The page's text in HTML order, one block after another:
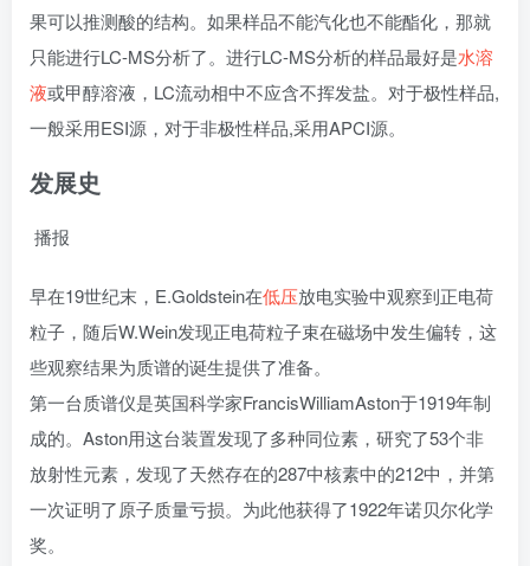
果可以推测酸的结构。如果样品不能汽化也不能酯化，那就
只能进行LC-MS分析了。进行LC-MS分析的样品最好是水溶
液或甲醇溶液，LC流动相中不应含不挥发盐。对于极性样品,
一般采用ESI源，对于非极性样品,采用APCI源。
发展史
播报
早在19世纪末，E.Goldstein在低压放电实验中观察到正电荷
粒子，随后W.Wein发现正电荷粒子束在磁场中发生偏转，这
些观察结果为质谱的诞生提供了准备。
第一台质谱仪是英国科学家FrancisWilliamAston于1919年制
成的。Aston用这台装置发现了多种同位素，研究了53个非
放射性元素，发现了天然存在的287中核素中的212中，并第
一次证明了原子质量亏损。为此他获得了1922年诺贝尔化学
奖。